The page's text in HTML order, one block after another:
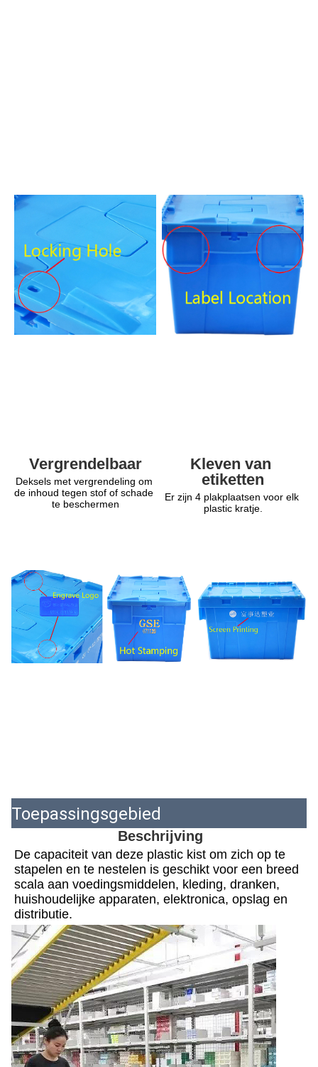
Vergrendelbaar
Deksels met vergrendeling om
de inhoud tegen stof of schade
te beschermen
Kleven van
etiketten
Er zijn 4 plakplaatsen voor elk
plastic kratje.
Toepassingsgebied
Beschrijving
De capaciteit van deze plastic kist om zich op te
stapelen en te nestelen is geschikt voor een breed
scala aan voedingsmiddelen, kleding, dranken,
huishoudelijke apparaten, elektronica, opslag en
distributie.